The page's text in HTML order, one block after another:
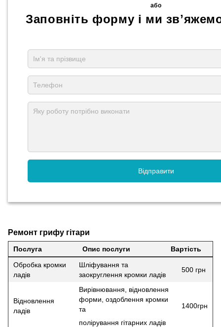
або
Заповніть форму і ми
Відправити
Ремонт грифу гітари
Послуга Опис послуги
Вартість
Обробка кромки
ладів
Шліфування та
заокруглення кромки ладів
500 грн
Відновлення
ладів
Вирівнювання, відновлення
форми, оздоблення кромки
та
полірування гітарних ладів
1400грн